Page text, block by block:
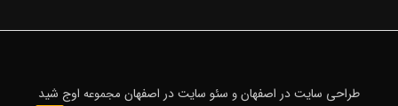
طراحی سایت در اصفهانو سئو سایت در اصفهان مجموعه اوج شید